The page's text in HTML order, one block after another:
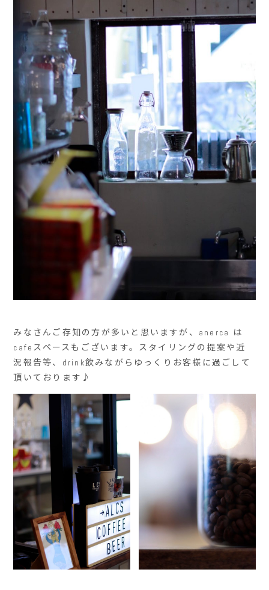
みなさんご存知の方が多いと思いますが、anerca は
cafeスペースもございます。スタイリングの提案や近
況報告等、drink飲みながらゆっくりお客様に過ごして
頂いております♪